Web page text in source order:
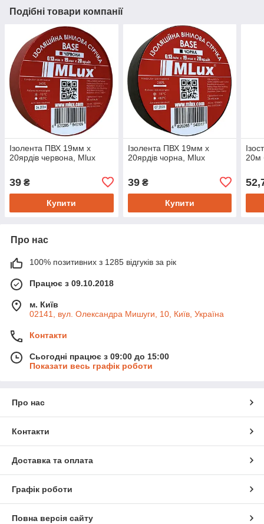
Подібні товари компанії
Ізолента ПВХ 19мм х
20ярдів червона, Mlux
39 ₴
Купити
Ізолента ПВХ 19мм х
20ярдів чорна, Mlux
39₴
Купити
20м
Про нас
100% позитивних з 1285 відгуків за рік
Працює з 09.10.2018
м. Київ
02141, вул. Олександра Мишуги, 10, Київ, Україна
Контакти
Сьогодні працює з 09:00 до 15:00
Показати весь графік роботи
Про нас
Контакти
Доставка та оплата
Графік роботи
Повна версія сайту